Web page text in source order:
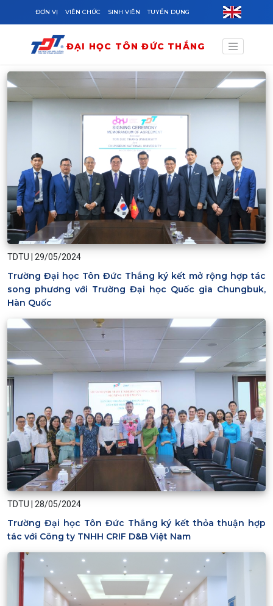
Skip to main content
ĐƠN VỊ VIÊN CHỨC SINH VIÊN TUYỂN DỤNG
ĐẠI HỌC TÔN ĐỨC THẮNG
TDTU 29/05/2024
Trường Đại học Tôn Đức Thắng ký kết mở rộng hợp tác
song phương với Trường Đại học Quốc gia Chungbuk,
Hàn Quốc
TDTU 28/05/2024
Trường Đại học Tôn Đức Thắng ký kết thỏa thuận hợp
tác với Công ty TNHH CRIF D&B Việt Nam